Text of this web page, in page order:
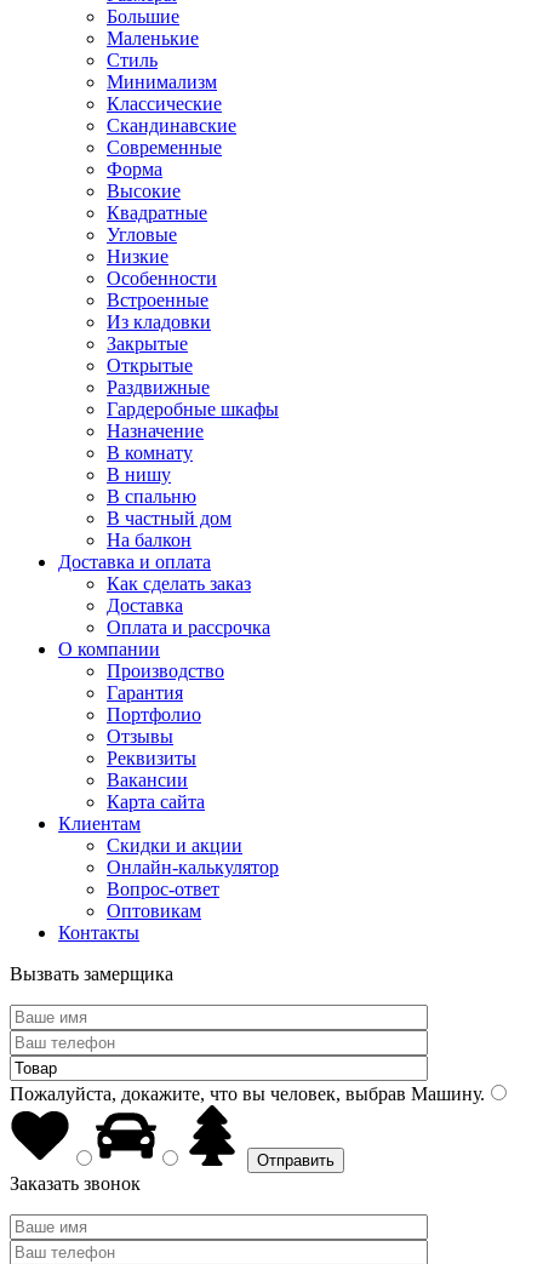
Большие
Маленькие
Стиль
Минимализм
Классические
Скандинавские
Современные
Форма
Высокие
Квадратные
Угловые
Низкие
Особенности
Встроенные
Из кладовки
Закрытые
Открытые
Раздвижные
Гардеробные шкафы
Назначение
В комнату
В нишу
В спальню
В частный дом
На балкон
Доставка и оплата
Как сделать заказ
Доставка
Оплата и рассрочка
О компании
Производство
Гарантия
Портфолио
Отзывы
Реквизиты
Вакансии
Карта сайта
Клиентам
Скидки и акции
Онлайн-калькулятор
Вопрос-ответ
Оптовикам
Контакты
Вызвать замерщика
Пожалуйста, докажите, что вы человек, выбрав Машину.
Заказать звонок